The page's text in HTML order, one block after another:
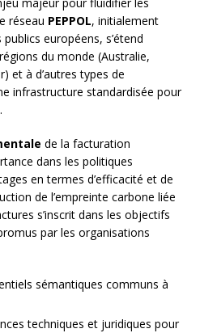
majeur pour fluidifier les
réseau PEPPOL, initialement
européens, s’étend
du monde (Australie,
et à d’autres types de
infrastructure standardisée pour
de la facturation
dans les politiques
en termes d’efficacité et de
de l’empreinte carbone liée
s’inscrit dans les objectifs
par les organisations
sémantiques communs à
techniques et juridiques pour